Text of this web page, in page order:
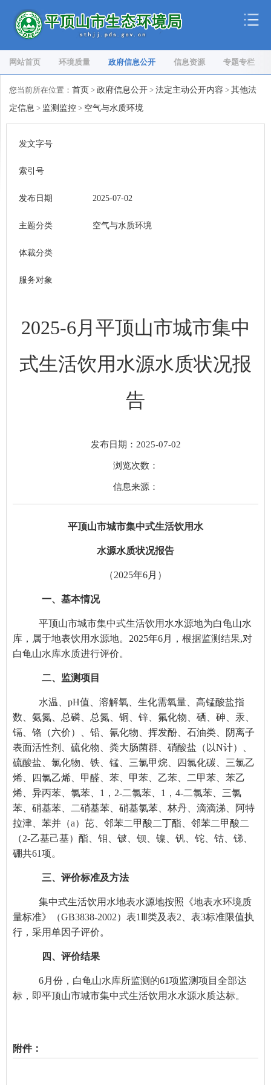
网站首页 环境质量 政府信息公开 信息资源 专题专栏
您当前所在位置： 首页 > 政府信息公开 > 法定主动公开内容 > 其他法
定信息 > 监测监控 > 空气与水质环境
发文字号
索引号
发布日期 2025-07-02
主题分类 空气与水质环境
体裁分类
服务对象
2025-6月平顶山市城市集中
式生活饮用水源水质状况报
告
发布日期：2025-07-02
浏览次数：
信息来源：
平顶山市城市集中式生活饮用水
水源水质状况报告
（2025年6月）
一、基本情况
平顶山市城市集中式生活饮用水水源地为白龟山水
库，属于地表饮用水源地。2025年6月，根据监测结果,对
白龟山水库水质进行评价。
二、监测项目
水温、pH值、溶解氧、生化需氧量、高锰酸盐指
数、氨氮、总磷、总氮、铜、锌、氟化物、硒、砷、汞、
镉、铬（六价）、铅、氰化物、挥发酚、石油类、阴离子
表面活性剂、硫化物、粪大肠菌群、硝酸盐（以N计）、
硫酸盐、氯化物、铁、锰、三氯甲烷、四氯化碳、三氯乙
烯、四氯乙烯、甲醛、苯、甲苯、乙苯、二甲苯、苯乙
烯、异丙苯、氯苯、1，2-二氯苯、1，4-二氯苯、三氯
苯、硝基苯、二硝基苯、硝基氯苯、林丹、滴滴涕、阿特
拉津、苯并（a）芘、邻苯二甲酸二丁酯、邻苯二甲酸二
（2-乙基己基）酯、钼、铍、钡、镍、钒、铊、钴、锑、
硼共61项。
三、评价标准及方法
集中式生活饮用水地表水源地按照
《地表水环境质
量标准》（GB3838-2002）表1Ⅲ类及表2、表3标准限值执
行，采用单因子评价。
四、评价结果
6月份，白龟山水库所监测的61项监测项目 全部达
标，即平顶山市城市集中式生活饮用水水源水质达标。
附件：